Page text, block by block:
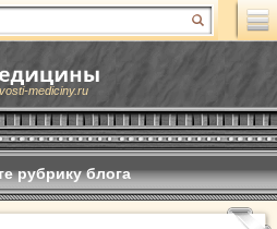
mediciny.ru
рубрику блога